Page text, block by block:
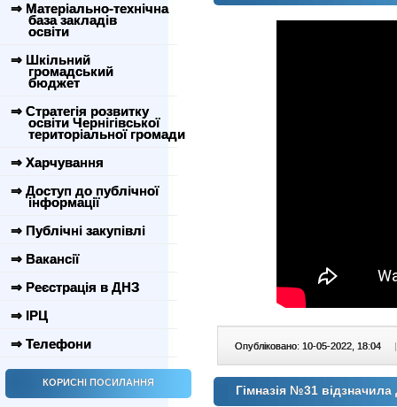
⇒ Матеріально-технічна
база закладів
освіти
⇒ Шкільний
громадський
бюджет
⇒ Стратегія розвитку
освіти Чернігівської
територіальної громади
⇒ Харчування
⇒ Доступ до публічної
інформації
⇒ Публічні закупівлі
⇒ Вакансії
⇒ Реєстрація в ДНЗ
⇒ ІРЦ
⇒ Телефони
КОРИСНІ ПОСИЛАННЯ
Опубліковано: 10-05-2022, 18:04 |
Гімназія №31